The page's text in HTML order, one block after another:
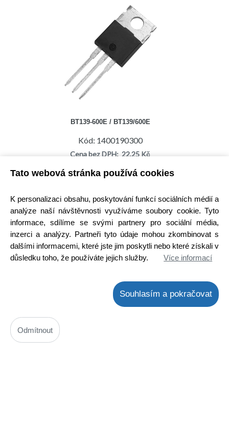
Tato webová stránka používá cookies
K personalizaci obsahu, poskytování funkcí sociálních médií a
analýze naší návštěvnosti využíváme soubory cookie. Tyto
informace, sdílíme se svými partnery pro sociální média,
inzerci a analýzy. Partneři tyto údaje mohou zkombinovat s
dalšími informacemi, které jste jim poskytli nebo které získali v
důsledku toho, že používáte jejich služby.
Více informací
Souhlasím a pokračovat
Odmítnout
BT139-600E / BT139/600E
Kód: 1400190300
Cena bez DPH: 22,25 Kč
Ihned k odeslání
Detail